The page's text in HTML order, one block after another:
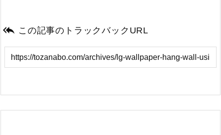
 この記事のトラックバックURL